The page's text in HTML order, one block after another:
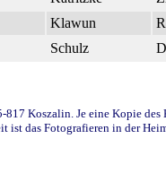
Klawun
Schulz
Koszalin. Je eine Kopie
ist das Fotografieren in der